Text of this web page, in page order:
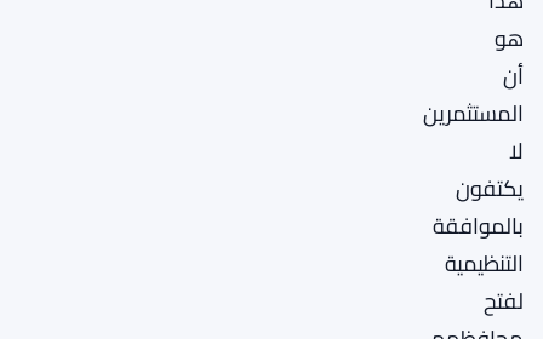
هو
أن
المستثمرين
لا
يكتفون
بالموافقة
التنظيمية
لفتح